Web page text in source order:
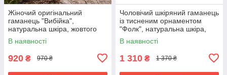
Жіночий оригінальний
гаманець "Вибійка",
натуральна шкіра, жовтого
кольору, 11х9 см
В наявності
920 ₴ 970 ₴
Чоловічий шкіряний гаманець
із тисненим орнаментом
"Фолк", натуральна шкіра,
чорного кольору, 11х9 см
В наявності
1 310 ₴ 1 370 ₴